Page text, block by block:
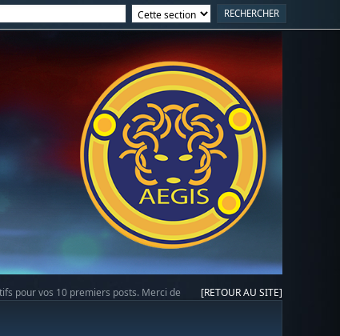
[RETOUR AU SITE]
pour vos 10 premiers posts. Merci de